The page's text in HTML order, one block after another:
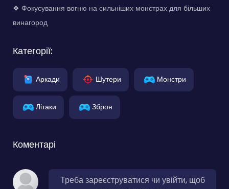
❖ Фокусування вогню на сильніших монстрах для більших
винагород
Категорії:
Аркади Шутери Монстри
Літаки Зброя
Коментарі
Треба зареєструватися чи увійти, щоб